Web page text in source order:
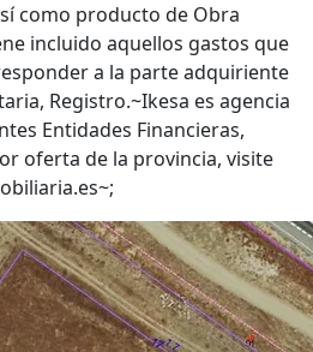
como producto de Obra
incluido aquellos gastos que
a la parte adquiriente
Registro.~Ikesa es agencia
Entidades Financieras,
oferta de la provincia, visite